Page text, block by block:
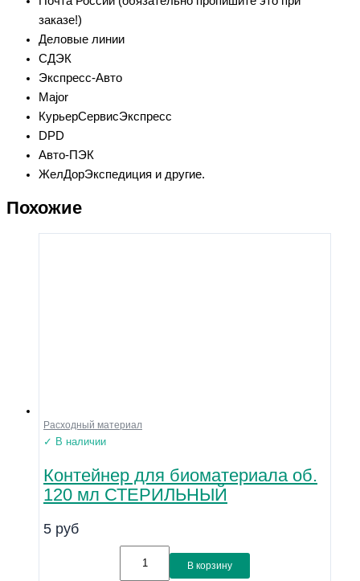
заказе!)
Деловые линии
СДЭК
Экспресс-Авто
Major
КурьерСервисЭкспресс
DPD
Авто-ПЭК
ЖелДорЭкспедиция и другие.
Похожие
Расходный материал
✓ В наличии
Контейнер для биоматериала об.
120 мл СТЕРИЛЬНЫЙ
5 руб
В корзину